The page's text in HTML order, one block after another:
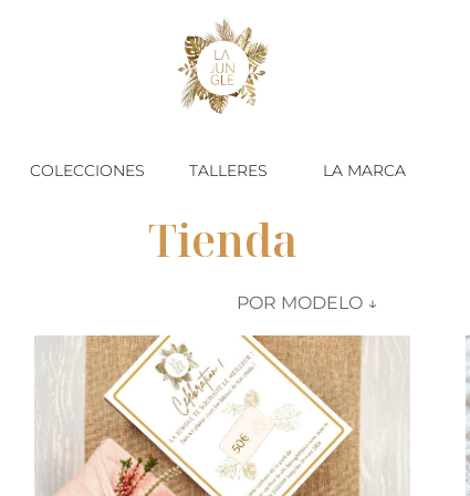
COLECCIONES TALLERES LA MARCA
Tienda
MODELE
Select content